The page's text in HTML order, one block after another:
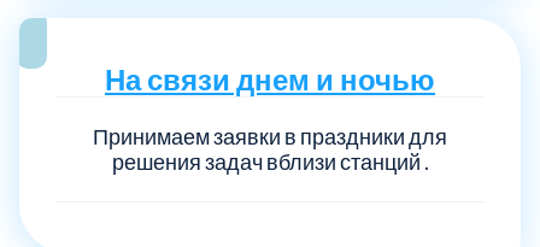
На связи днем и ночью
Принимаем заявки в праздники для
решения задач вблизи станций .